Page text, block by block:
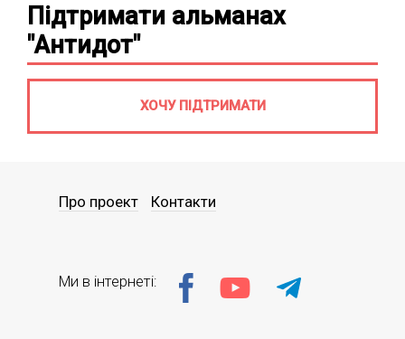
Підтримати альманах
"Антидот"
ХОЧУ ПІДТРИМАТИ
Про проект Контакти
Ми в інтернеті: